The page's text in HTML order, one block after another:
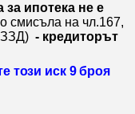
за ипотека не е
смисъла на чл.167,
ЗЗД) - кредиторът
този иск 9 броя